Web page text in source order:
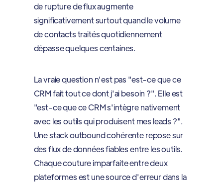
de rupture de flux augmente
significativement surtout quand le volume
de contacts traités quotidiennement
dépasse quelques centaines.
La vraie question n'est pas "est-ce que ce
CRM fait tout ce dont j'ai besoin ?". Elle est
"est-ce que ce CRM s'intègre nativement
avec les outils qui produisent mes leads ?".
Une stack outbound cohérente repose sur
des flux de données fiables entre les outils.
Chaque couture imparfaite entre deux
plateformes est une source d'erreur dans la